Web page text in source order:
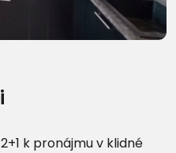
k pronájmu v klidné